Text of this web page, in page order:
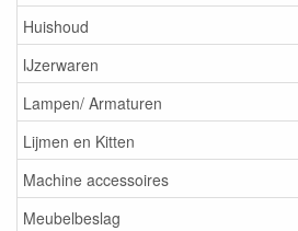
Huishoud
IJzerwaren
Lampen/ Armaturen
Lijmen en Kitten
Machine accessoires
Meubelbeslag